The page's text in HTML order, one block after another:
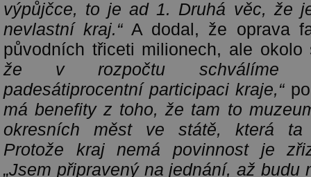
výpůjčce, to je ad 1. Druhá věc, že
nevlastní kraj.“A dodal, že oprava
původních třiceti milionech, ale okolo
že v rozpočtu schválíme
padesátiprocentní participaci kraje,“
má benefity z toho, že tam to
okresních měst ve státě, která ta
Protože kraj nemá povinnost je
„Jsem připravený na jednání, až budu